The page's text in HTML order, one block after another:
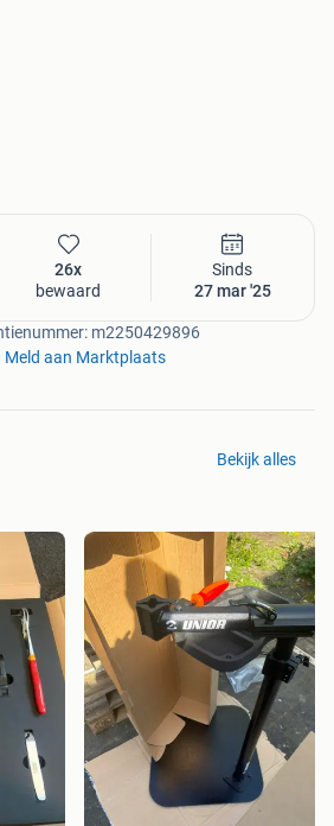
26x
bewaard
Sinds
27 mar '25
m2250429896
Meld aan Marktplaats
Bekijk alles